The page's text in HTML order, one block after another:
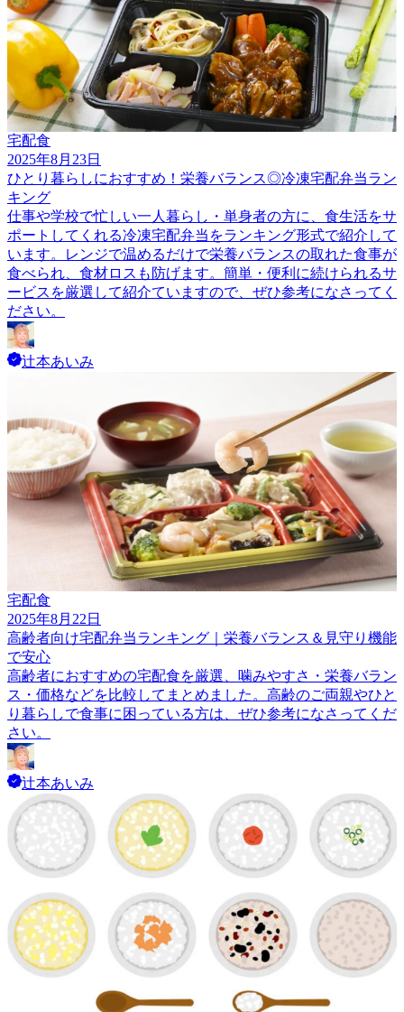
宅配食
2025年8月23日
ひとり暮らしにおすすめ！栄養バランス◎冷凍宅配弁当ラン
キング
仕事や学校で忙しい一人暮らし・単身者の方に、食生活をサ
ポートしてくれる冷凍宅配弁当をランキング形式で紹介して
います。レンジで温めるだけで栄養バランスの取れた食事が
食べられ、食材ロスも防げます。簡単・便利に続けられるサ
ービスを厳選して紹介ていますので、ぜひ参考になさってく
ださい。
辻本あいみ
宅配食
2025年8月22日
高齢者向け宅配弁当ランキング｜栄養バランス＆見守り機能
で安心
高齢者におすすめの宅配食を厳選、噛みやすさ・栄養バラン
ス・価格などを比較してまとめました。高齢のご両親やひと
り暮らしで食事に困っている方は、ぜひ参考になさってくだ
さい。
辻本あいみ